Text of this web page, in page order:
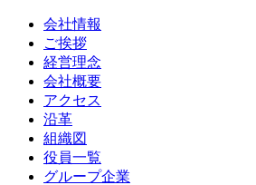
会社情報
ご挨拶
経営理念
会社概要
アクセス
沿革
組織図
役員一覧
グループ企業